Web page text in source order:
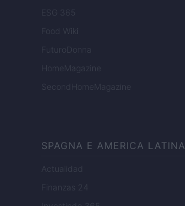
ESG 365
Food Wiki
FuturoDonna
HomeMagazine
SecondHomeMagazine
SPAGNA E AMERICA LATINA
Actualidad
Finanzas 24